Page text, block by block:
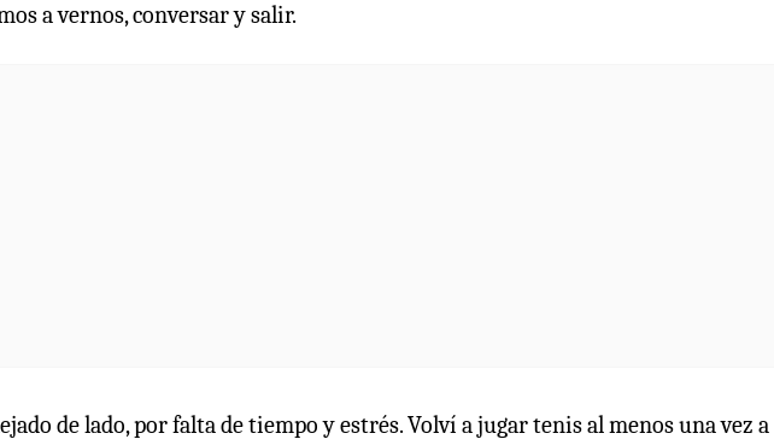
a vernos, conversar y salir.
de lado, por falta de tiempo y estrés. Volví a jugar tenis al menos una vez a